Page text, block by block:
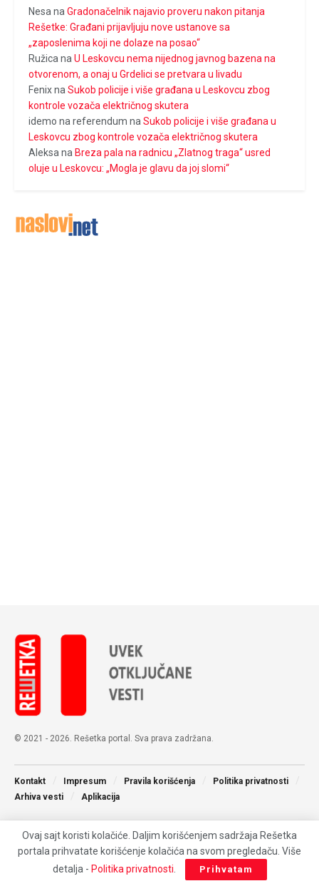
Nesa na Gradonačelnik najavio proveru nakon pitanja
Rešetke: Građani prijavljuju nove ustanove sa
„zaposlenima koji ne dolaze na posao“
Ružica na U Leskovcu nema nijednog javnog bazena na
otvorenom, a onaj u Grdelici se pretvara u livadu
Fenixna Sukob policije i više građana u Leskovcu zbog
kontrole vozača električnog skutera
idemo na referendum na Sukob policije i više građana u
Leskovcu zbog kontrole vozača električnog skutera
Aleksa na Breza pala na radnicu „Zlatnog traga“ usred
oluje u Leskovcu: „Mogla je glavu da joj slomi“
© 2021 - 2026. Rešetka portal. Sva prava zadržana.
Kontakt Impresum Pravila korišćenja
Politika privatnosti
Arhiva vesti
Aplikacija
Ovaj sajt koristi kolačiće. Daljim korišćenjem sadržaja Rešetka
portala prihvatate korišćenje kolačića na svom pregledaču. Više
detalja - Politika privatnosti Prihvatam